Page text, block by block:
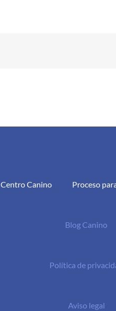
Centro Canino Proceso
Blog Canino
Política de
Aviso legal